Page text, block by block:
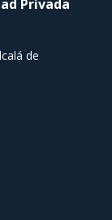
Privada
de